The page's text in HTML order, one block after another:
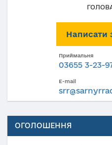
Написати
Приймальня
03655 3-23-
E-mail
ОГОЛОШЕННЯ